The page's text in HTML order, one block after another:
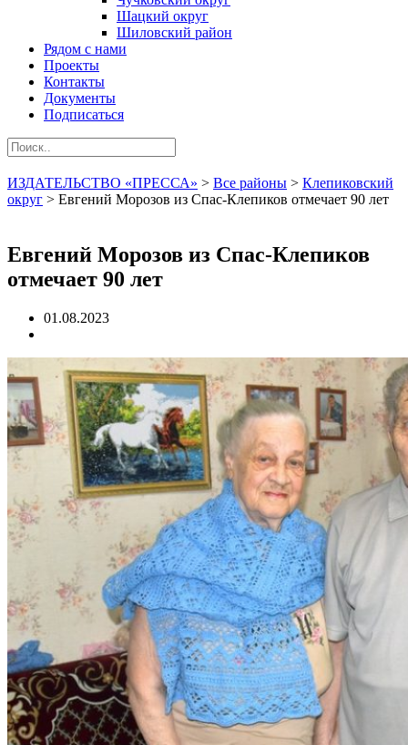
Шацкий округ
Шиловский район
Рядом с нами
Проекты
Контакты
Документы
Подписаться
ИЗДАТЕЛЬСТВО «ПРЕССА» > Все районы > Клепиковский
округ > Евгений Морозов из Спас-Клепиков отмечает 90 лет
Евгений Морозов из Спас-Клепиков
отмечает 90 лет
01.08.2023